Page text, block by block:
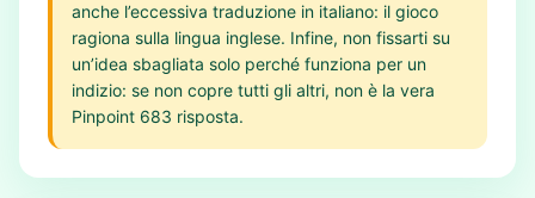
anche l’eccessiva traduzione in italiano: il gioco
ragiona sulla lingua inglese. Infine, non fissarti su
un’idea sbagliata solo perché funziona per un
indizio: se non copre tutti gli altri, non è la vera
Pinpoint 683 risposta.